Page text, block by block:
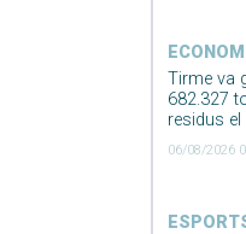
Tirme va
682.327
residus el
06/08/2026